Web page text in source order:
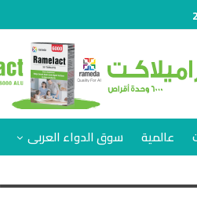
عالمية سوق الدواء العربى